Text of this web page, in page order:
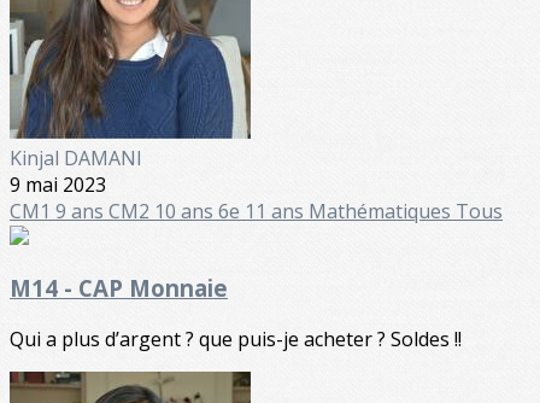
Kinjal DAMANI
9 mai 2023
CM1 9 ans CM2 10 ans 6e 11 ans Mathématiques Tous
M14 - CAP Monnaie
Qui a plus d’argent ? que puis-je acheter ? Soldes !!